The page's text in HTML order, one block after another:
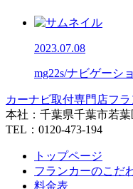
2023.07.08
mg22s/ナビゲーシ
カーナビ取付専⾨店フ
本社：千葉県千葉市若葉
TEL：0120-473-194
トップページ
フランカーのこだ
料金表